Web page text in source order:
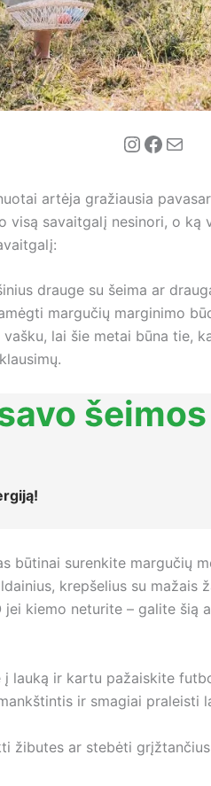
Instagram
Mail
artėja gražiausia
visą savaitgalį nesinori, o
drauge su šeima ar
margučių marginimo
lai šie metai būna tie,
šeimos
būtinai surenkite margučių
krepšelius su mažais
jei kiemo neturite – galite šią
lauką ir kartu pažaiskite
ir smagiai praleisti
žibutes ar stebėti